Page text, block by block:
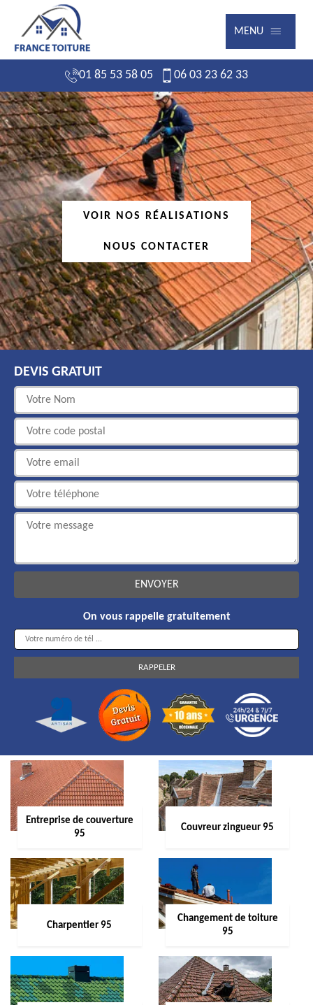
MENU
01 85 53 58 05 06 03 23 62 33
VOIR NOS RÉALISATIONS
NOUS CONTACTER
DEVIS GRATUIT
On vous rappelle gratuitement
Entreprise de couverture
95
Couvreur zingueur 95
Charpentier 95
Changement de toiture
95